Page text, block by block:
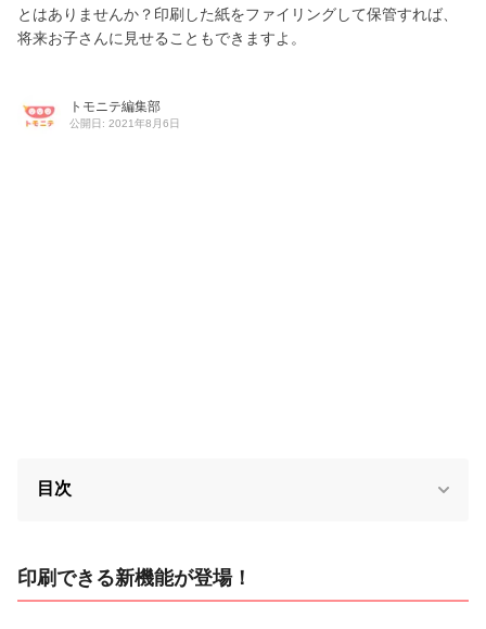
とはありませんか？印刷した紙をファイリングして保管すれば、
将来お子さんに見せることもできますよ。
トモニテ編集部
公開日: 2021年8月6日
目次
印刷できる新機能が登場！